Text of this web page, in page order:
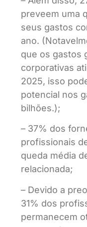
preveem uma
seus gastos
ano.
que os gastos
corporativas
2025, isso
potencial nos
bilhões.);
– 37% dos
profissionais
queda média
relacionada;
– Devido a
31% dos
permanecem